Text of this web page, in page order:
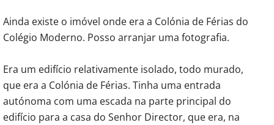
Ainda existe o imóvel onde era a Colónia de Férias do
Colégio Moderno. Posso arranjar uma fotografia.
Era um edifício relativamente isolado, todo murado,
que era a Colónia de Férias. Tinha uma entrada
autónoma com uma escada na parte principal do
edifício para a casa do Senhor Director, que era, na